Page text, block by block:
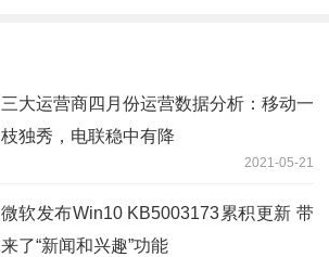
三大运营商四月份运营数据分析：移动一
枝独秀，电联稳中有降
2021-05-21
微软发布Win10 KB5003173累积更新 带
来了“新闻和兴趣”功能